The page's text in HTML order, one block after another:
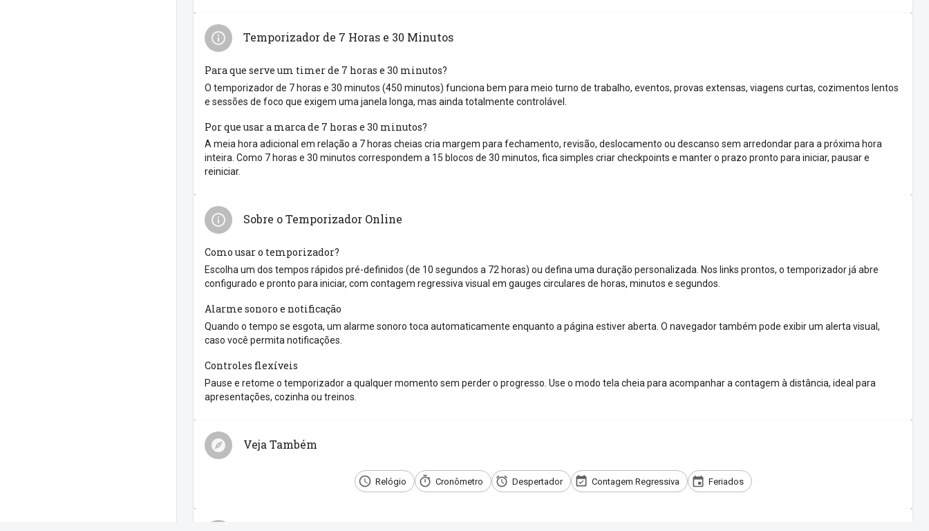
Temporizador de 7 Horas e 30 Minutos
Para que serve um timer de 7 horas e 30 minutos?
O temporizador de 7 horas e 30 minutos (450 minutos) funciona bem para meio turno de trabalho, eventos, provas extensas, viagens curtas, cozimentos lentos
e sessões de foco que exigem uma janela longa, mas ainda totalmente controlável.
Por que usar a marca de 7 horas e 30 minutos?
A meia hora adicional em relação a 7 horas cheias cria margem para fechamento, revisão, deslocamento ou descanso sem arredondar para a próxima hora
inteira. Como 7 horas e 30 minutos correspondem a 15 blocos de 30 minutos, fica simples criar checkpoints e manter o prazo pronto para iniciar, pausar e
reiniciar.
Sobre o Temporizador Online
Como usar o temporizador?
Escolha um dos tempos rápidos pré-definidos (de 10 segundos a 72 horas) ou defina uma duração personalizada. Nos links prontos, o temporizador já abre
configurado e pronto para iniciar, com contagem regressiva visual em gauges circulares de horas, minutos e segundos.
Alarme sonoro e notificação
Quando o tempo se esgota, um alarme sonoro toca automaticamente enquanto a página estiver aberta. O navegador também pode exibir um alerta visual,
caso você permita notificações.
Controles flexíveis
Pause e retome o temporizador a qualquer momento sem perder o progresso. Use o modo tela cheia para acompanhar a contagem à distância, ideal para
apresentações, cozinha ou treinos.
Veja Também
Relógio Cronômetro Despertador Contagem Regressiva Feriados